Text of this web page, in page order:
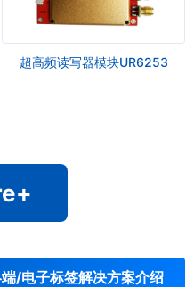
超高频读写器模块UR6253
/电子标签解决方案介绍